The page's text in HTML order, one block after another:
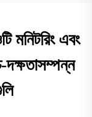
মনিটরিং এবং